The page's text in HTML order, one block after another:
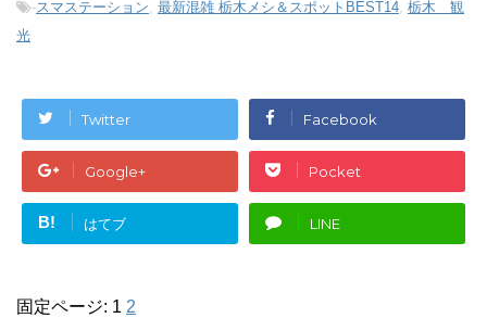
-スマステーション, 最新混雑 栃木メシ＆スポットBEST14, 栃木 観
光
Twitter Facebook
Google+ Pocket
B! はてブ LINE
固定ページ: 1 2